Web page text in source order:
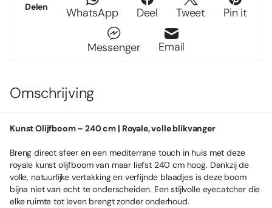
Delen WhatsApp Deel Tweet Pin it
Messenger Email
Omschrijving
Kunst Olijfboom – 240 cm | Royale, volle blikvanger
Breng direct sfeer en een mediterrane touch in huis met deze
royale kunst olijfboom van maar liefst 240 cm hoog. Dankzij de
volle, natuurlijke vertakking en verfijnde blaadjes is deze boom
bijna niet van echt te onderscheiden. Een stijlvolle eyecatcher die
elke ruimte tot leven brengt zonder onderhoud.